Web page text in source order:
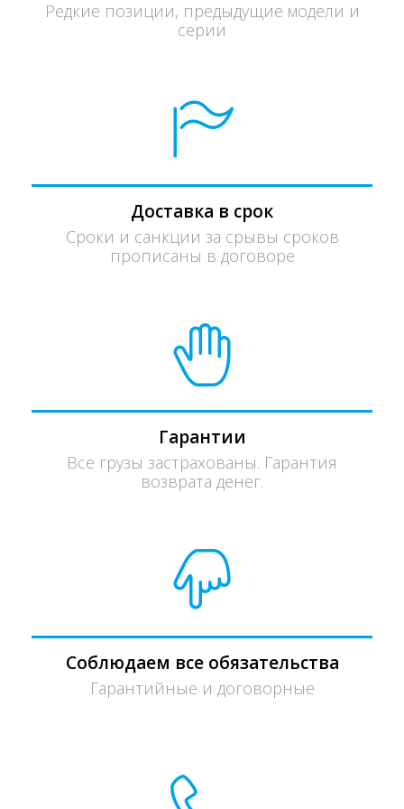
Редкие позиции, предыдущие модели и
серии
Доставка в срок
Сроки и санкции за срывы сроков
прописаны в договоре
Гарантии
Все грузы застрахованы. Гарантия
возврата денег.
Соблюдаем все обязательства
Гарантийные и договорные